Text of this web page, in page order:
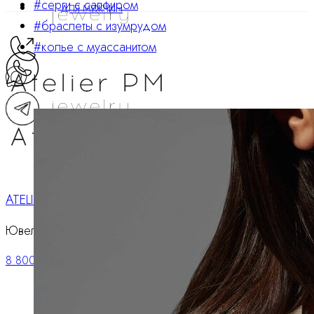
#серги с сапфиром
#браслеты с изумрудом
#колье с муассанитом
ATELIER PM
Ювелирные украшения
8 800 234 0217
Корзина
ДЛЯ МУЖЧИН